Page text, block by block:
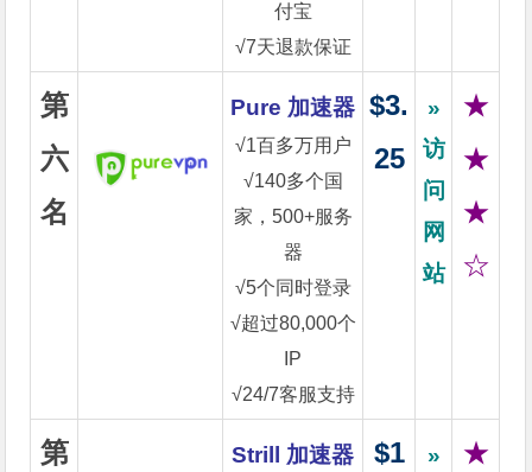
付宝
√7天退款保证
第
六
名
Pure 加速器
√1百多万用户
√140多个国
家，500+服务
器
√5个同时登录
√超过80,000个
IP
√24/7客服支持
$3.
25
»
访
问
网
站
★
★
★
☆
第
Strill 加速器
$1
»
★